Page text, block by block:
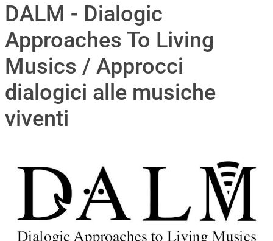
DALM - Dialogic
Approaches To Living
Musics / Approcci
dialogici alle musiche
viventi